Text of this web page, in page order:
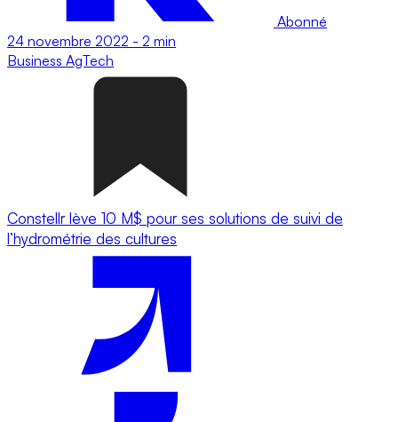
Abonné
24 novembre 2022 - 2 min
Business AgTech
Constellr lève 10 M$ pour ses solutions de suivi de
l’hydrométrie des cultures